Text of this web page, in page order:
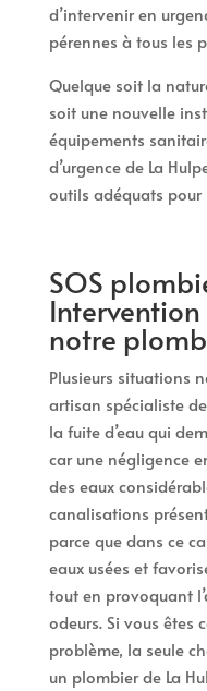
d’intervenir en
pérennes à tous les
Quelque soit la
soit une nouvelle
équipements
d’urgence de La
outils adéquats pour
SOS
notre
Plusieurs situations
artisan spécialiste
la fuite d’eau qui
car une négligence
des eaux
canalisations
parce que dans ce
eaux usées et
tout en provoquant
odeurs. Si vous êtes
problème, la seule
un plombier de La